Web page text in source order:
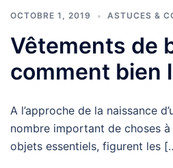
OCTOBRE 1, 2019 ASTUCES &
Vêtements de
comment bien
A l’approche de la naissance
nombre important de choses à
objets essentiels, figurent les